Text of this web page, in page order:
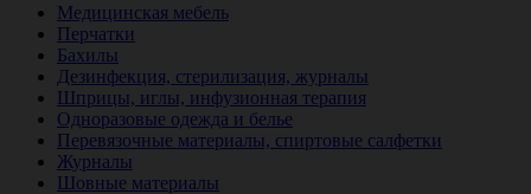
Медицинская мебель
Перчатки
Бахилы
Дезинфекция, стерилизация, журналы
Шприцы, иглы, инфузионная терапия
Одноразовые одежда и белье
Перевязочные материалы, спиртовые салфетки
Журналы
Шовные материалы